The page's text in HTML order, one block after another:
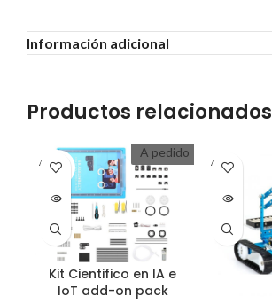
Información adicional
Productos relacionados
A PEDI
DO
A pedido
Kit Cientifico en IA e
IoT add-on pack
A PEDI
DO